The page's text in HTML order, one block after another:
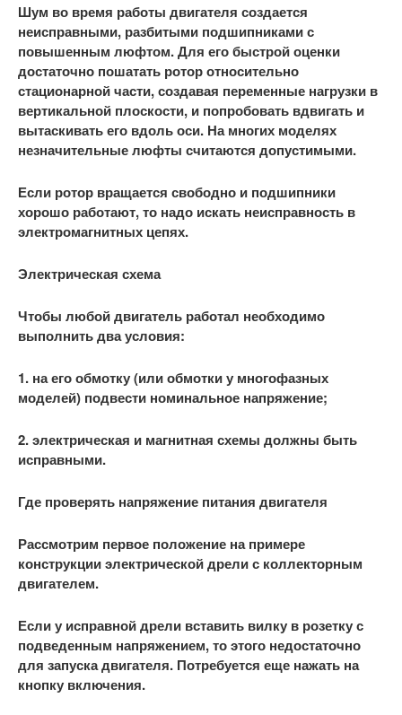
Шум во время работы двигателя создается
неисправными, разбитыми подшипниками с
повышенным люфтом. Для его быстрой оценки
достаточно пошатать ротор относительно
стационарной части, создавая переменные нагрузки в
вертикальной плоскости, и попробовать вдвигать и
вытаскивать его вдоль оси. На многих моделях
незначительные люфты считаются допустимыми.
Если ротор вращается свободно и подшипники
хорошо работают, то надо искать неисправность в
электромагнитных цепях.
Электрическая схема
Чтобы любой двигатель работал необходимо
выполнить два условия:
1. на его обмотку (или обмотки у многофазных
моделей) подвести номинальное напряжение;
2. электрическая и магнитная схемы должны быть
исправными.
Где проверять напряжение питания двигателя
Рассмотрим первое положение на примере
конструкции электрической дрели с коллекторным
двигателем.
Если у исправной дрели вставить вилку в розетку с
подведенным напряжением, то этого недостаточно
для запуска двигателя. Потребуется еще нажать на
кнопку включения.